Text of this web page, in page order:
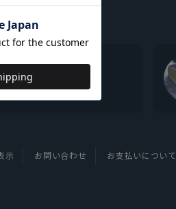
示 お問い合わせ お支払いについて